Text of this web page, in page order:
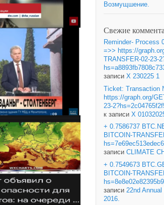
Возмущшение.
Свежие
Reminder- Process
=>> https://
TRANSFER-02-23-
записи X 230225 1
Ticket: Transaction
https://graph.org/
23-
к записи X
+ 0.7586737
BITCOIN-
записи CLIMATE
+ 0.7549673
BITCOIN-
записи 22nd
2016.